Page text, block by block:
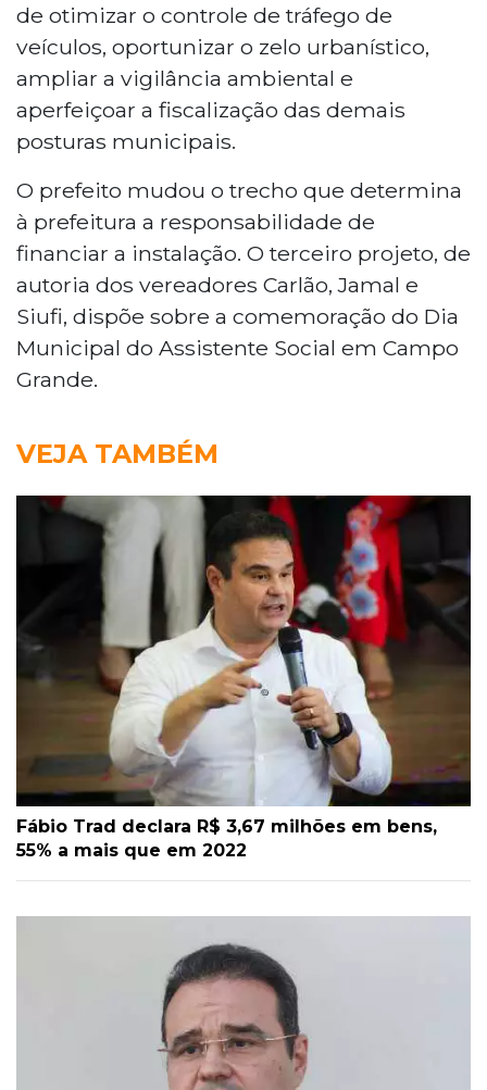
de otimizar o controle de tráfego de
veículos, oportunizar o zelo urbanístico,
ampliar a vigilância ambiental e
aperfeiçoar a fiscalização das demais
posturas municipais.
O prefeito mudou o trecho que determina
à prefeitura a responsabilidade de
financiar a instalação. O terceiro projeto, de
autoria dos vereadores Carlão, Jamal e
Siufi, dispõe sobre a comemoração do Dia
Municipal do Assistente Social em Campo
Grande.
VEJA TAMBÉM
Fábio Trad declara R$ 3,67 milhões em bens,
55% a mais que em 2022